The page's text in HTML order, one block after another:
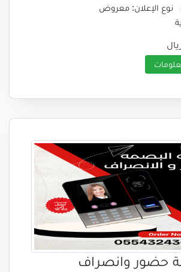
نوع الإعلان: معروض
حضور وانصراف